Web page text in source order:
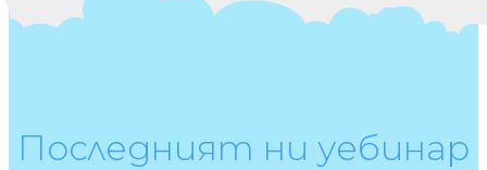
Последният ни уебинар